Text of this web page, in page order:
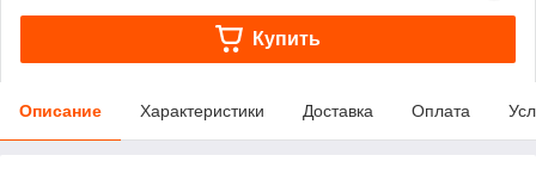
Купить
Описание Характеристики Доставка Оплата